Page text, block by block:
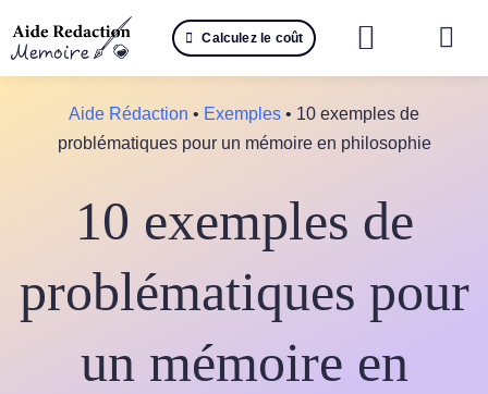
au
contenu
Calculez le coût
Aide Rédaction • Exemples • 10 exemples de
problématiques pour un mémoire en philosophie
10 exemples de
problématiques pour
un mémoire en